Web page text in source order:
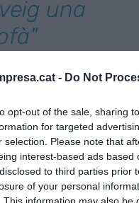
- Do Not
opt-out of the sale, sharing
for targeted
selection. Please note that
interest-based ads
to third parties prior
of your personal
This information may also
una
veig una criatura
una cosa petita que
hi veig una
en un lloc que és
dissabtes i anar a
idea.